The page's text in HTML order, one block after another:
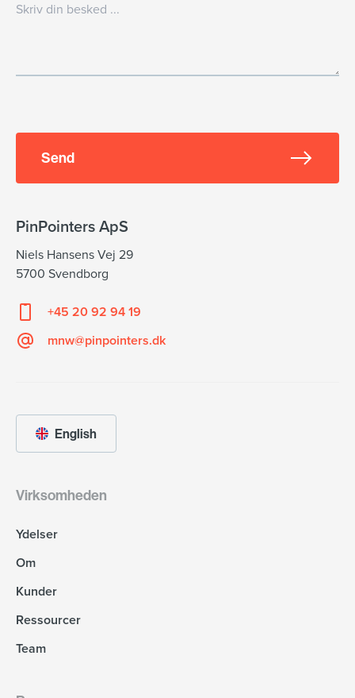
Send
PinPointers ApS
Niels Hansens Vej 29
5700 Svendborg
+45 20 92 94 19
mnw@pinpointers.dk
Virksomheden
Ydelser
Om
Kunder
Ressourcer
Team
English